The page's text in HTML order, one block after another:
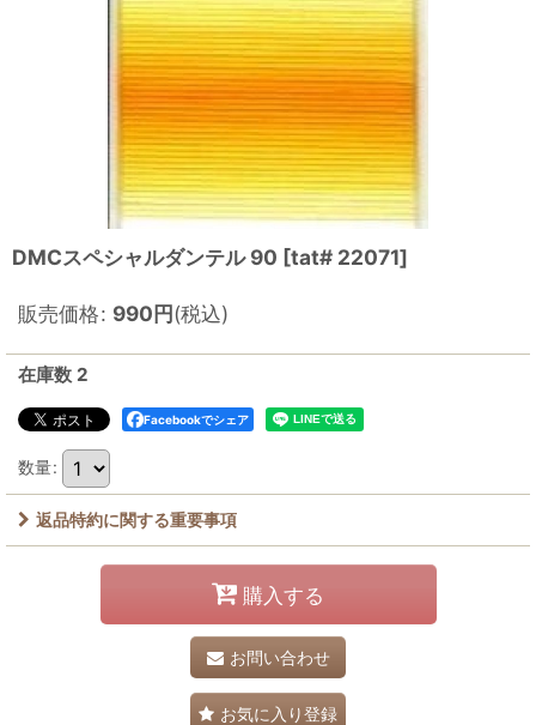
DMCスペシャルダンテル 90 [tat# 22071]
販売価格: 990円(税込)
在庫数 2
Facebookでシェア
数量:
返品特約に関する重要事項
購入する
お問い合わせ
お気に入り登録